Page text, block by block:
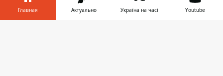
Информаторподготовил для вас подборку
Главная Актуально Україна на часі Youtube